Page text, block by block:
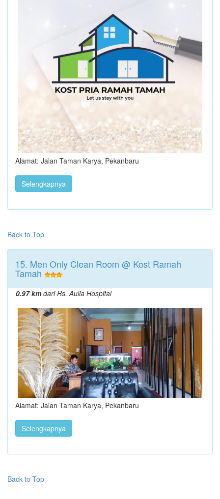
Alamat: Jalan Taman Karya, Pekanbaru
Selengkapnya
Back to Top
15. Men Only Clean Room @ Kost Ramah
Tamah
0.97 kmdari Rs. Aulia Hospital
Alamat: Jalan Taman Karya, Pekanbaru
Selengkapnya
Back to Top